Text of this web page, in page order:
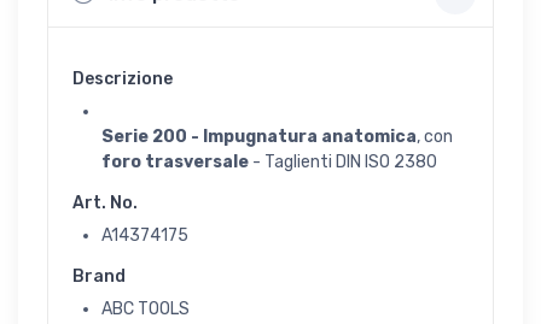
Descrizione
Serie 200 - Impugnatura anatomica, con
foro trasversale - Taglienti DIN ISO 2380
Art. No.
A14374175
Brand
ABC TOOLS